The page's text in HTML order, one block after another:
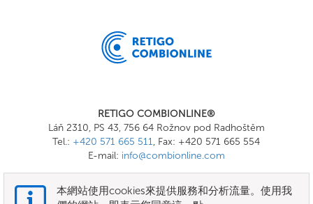
RETIGO COMBIONLINE®
Láň 2310, PS 43, 756 64 Rožnov pod Radhoštěm
Tel.: +420 571 665 511, Fax: +420 571 665 554
E-mail: info@combionline.com
本網站使用cookies來提供服務和分析流量。使用我